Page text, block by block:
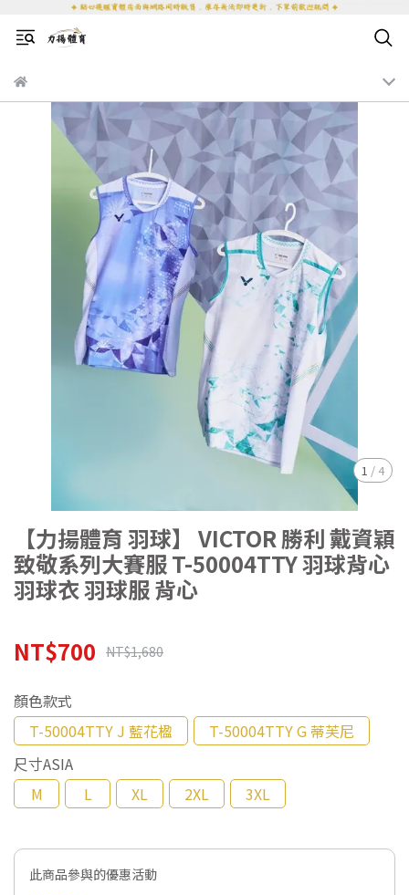
1 / 4
【力揚體育 羽球】 VICTOR 勝利 戴資穎
致敬系列大賽服 T-50004TTY 羽球背心
羽球衣 羽球服 背心
NT$700 NT$1,680
顏色款式
T-50004TTY J 藍花楹
T-50004TTY G 蒂芙尼
尺寸ASIA
M
L XL 2XL 3XL
此商品參與的優惠活動